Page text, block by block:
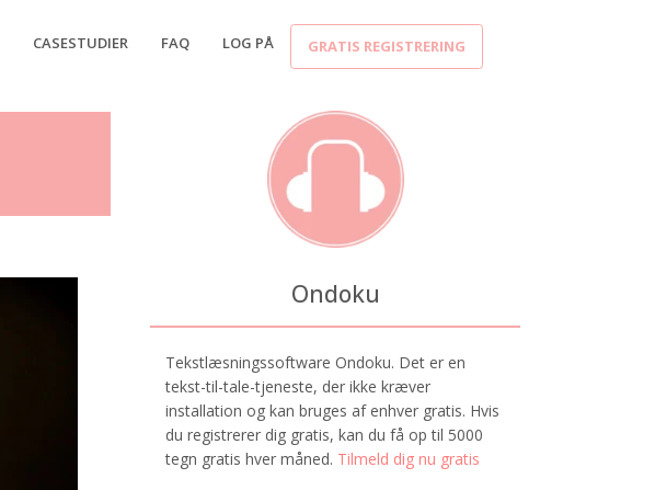
CASESTUDIER FAQ LOG PÅ GRATIS REGISTRERING
Ondoku
Tekstlæsningssoftware Ondoku. Det er en
tekst-til-tale-tjeneste, der ikke kræver
installation og kan bruges af enhver gratis. Hvis
du registrerer dig gratis, kan du få op til 5000
tegn gratis hver måned. Tilmeld dig nu gratis